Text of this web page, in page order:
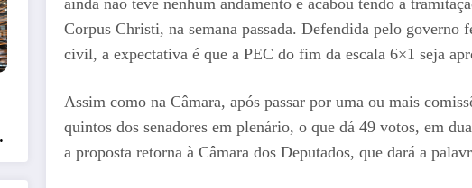
Corpus Christi, na semana passada. Defendida pelo governo
civil, a expectativa é que a PEC do fim da escala 6×1 seja
Assim como na Câmara, após passar por uma ou mais
quintos dos senadores em plenário, o que dá 49 votos, em
a proposta retorna à Câmara dos Deputados, que dará a